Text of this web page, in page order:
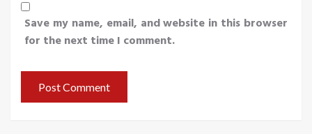
Save my name, email, and website in this browser
for the next time I comment.